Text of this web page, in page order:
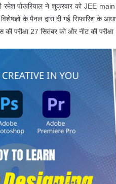
रमेश पोखरियाल ने शुक्रवार को JEE
विशेषज्ञों के पैनल द्वारा दी गई सिफारिश
परीक्षा 27 सितंबर को और नीट की परीक्षा